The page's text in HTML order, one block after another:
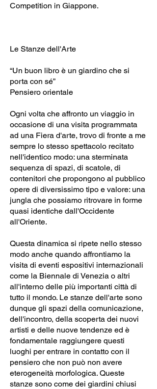
Competition in Giappone.
Le Stanze dell'Arte
“Un buon libro è un giardino che si
porta con sé”
Pensiero orientale
Ogni volta che affronto un viaggio in
occasione di una visita programmata
ad una Fiera d'arte, trovo di fronte a me
sempre lo stesso spettacolo recitato
nell'identico modo: una sterminata
sequenza di spazi, di scatole, di
contenitori che propongono al pubblico
opere di diversissimo tipo e valore: una
jungla che possiamo ritrovare in forme
quasi identiche dall'Occidente
all'Oriente.
Questa dinamica si ripete nello stesso
modo anche quando affrontiamo la
visita di eventi espositivi internazionali
come la Biennale di Venezia o altri
all'interno delle più importanti città di
tutto il mondo. Le stanze dell'arte sono
dunque gli spazi della comunicazione,
dell'incontro, della scoperta dei nuovi
artisti e delle nuove tendenze ed è
fondamentale raggiungere questi
luoghi per entrare in contatto con il
pensiero che non può non avere
eterogeneità morfologica. Queste
stanze sono come dei giardini chiusi